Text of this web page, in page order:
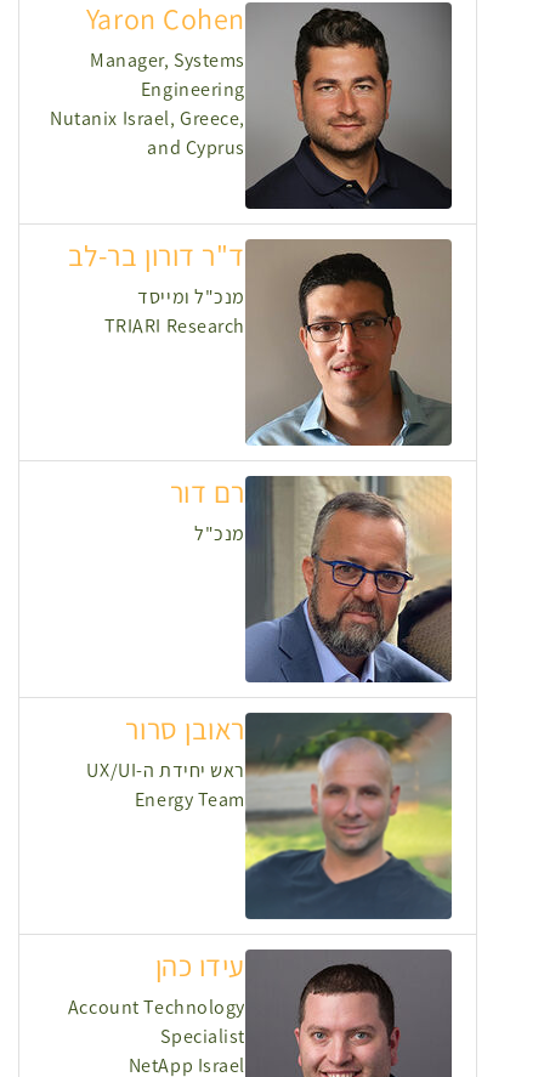
Yaron Cohen
Manager, Systems
Engineering
Nutanix Israel, Greece,
and Cyprus
ד"ר דורון בר-לב
מנכ"ל ומייסד
TRIARI Research
רם דור
מנכ"ל
ראובן סרור
ראש יחידת ה-UX/UI
Energy Team
עידו כהן
Account Technology
Specialist
NetApp Israel